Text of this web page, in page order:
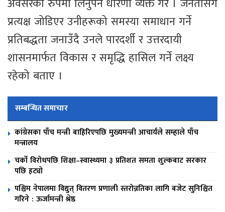
अवसरका रुपमा लिनुपर्ने धारणा व्यक्त गरे । जनतासँग
प्रत्यक्ष जोडिएर उनीहरूको समस्या समाधान गर्ने
प्रतिबद्धता जनाउँदै उनले पारदर्शी र उत्तरदायी
शासनमार्फत विकास र समृद्धि हासिल गर्ने लक्ष्य
रहेको बताए ।
सम्बन्धित समाचार
कांग्रेसका पाँच मन्त्री बाहिरिएपछि मुख्यमन्त्री आचार्यले सम्हाले पाँच
मन्त्रालय
चर्को विरोधपछि शिक्षा–स्वास्थ्यमा ३ प्रतिशत समता शुल्कबाट सरकार
पछि हट्यो
पश्चिम नेपालमा विद्युत् वितरण प्रणाली स्तरोन्नतिका लागि बजेट सुनिश्चित
गरिने : ऊर्जामन्त्री श्रेष्ठ